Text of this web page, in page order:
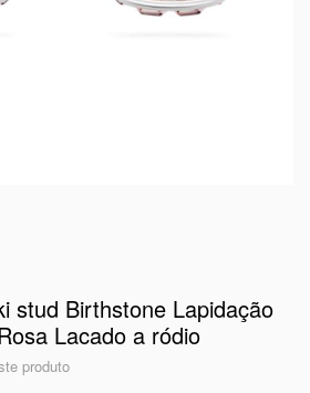
stud Birthstone Lapidação
Lacado a ródio
produto